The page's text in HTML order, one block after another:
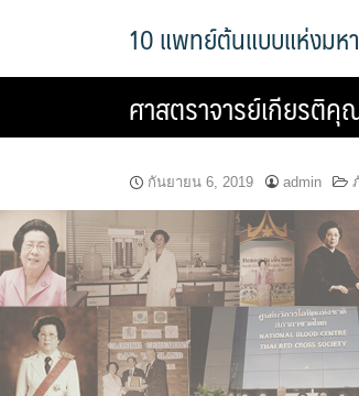
10 แพทย์ต้นแบบแห่งมห
ศาสตราจารย์เกียรติ
กันยายน 6, 2019 admin